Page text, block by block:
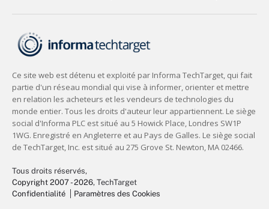
Tous droits réservés,
Copyright 2007 - 2026, TechTarget
Confidentialité
Paramètres des Cookies